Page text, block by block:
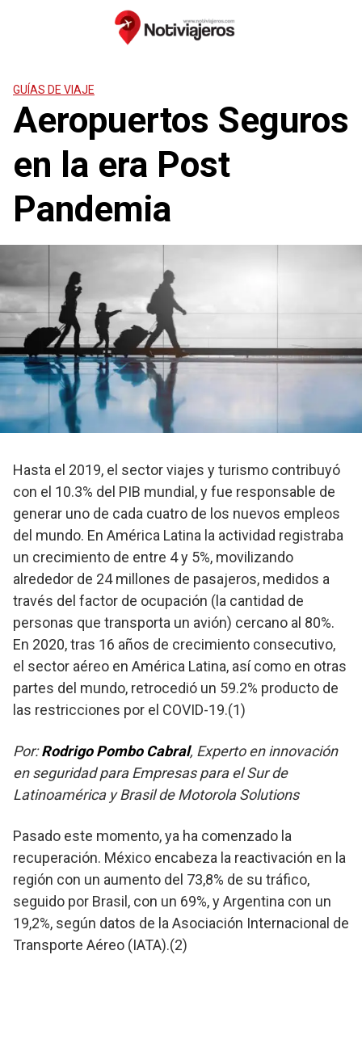
GUÍAS DE VIAJE
Aeropuertos Seguros
en la era Post
Pandemia
Hasta el 2019, el sector viajes y turismo contribuyó
con el 10.3% del PIB mundial, y fue responsable de
generar uno de cada cuatro de los nuevos empleos
del mundo. En América Latina la actividad registraba
un crecimiento de entre 4 y 5%, movilizando
alrededor de 24 millones de pasajeros, medidos a
través del factor de ocupación (la cantidad de
personas que transporta un avión) cercano al 80%.
En 2020, tras 16 años de crecimiento consecutivo,
el sector aéreo en América Latina, así como en otras
partes del mundo, retrocedió un 59.2% producto de
las restricciones por el COVID-19.(1)
Por:Rodrigo Pombo Cabral, Experto en innovación
en seguridad para Empresas para el Sur de
Latinoamérica y Brasil de Motorola Solutions
Pasado este momento, ya ha comenzado la
recuperación. México encabeza la reactivación en la
región con un aumento del 73,8% de su tráfico,
seguido por Brasil, con un 69%, y Argentina con un
19,2%, según datos de la Asociación Internacional de
Transporte Aéreo (IATA).(2)